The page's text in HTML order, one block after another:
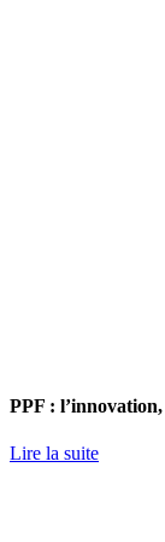
PPF :
Lire la suite